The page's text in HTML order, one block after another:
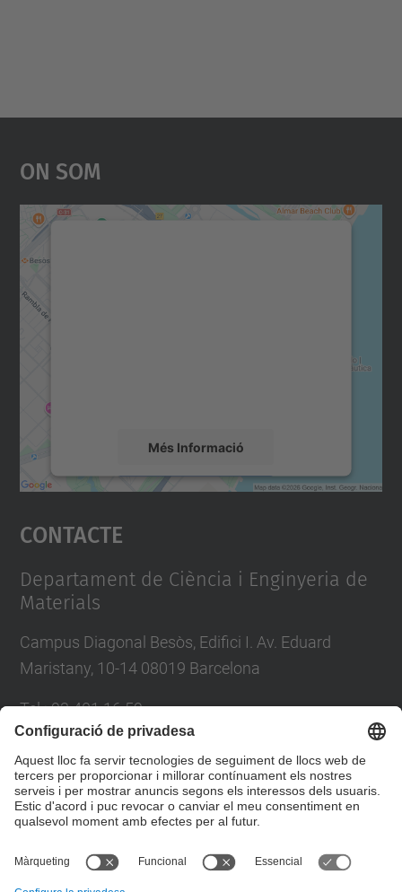
On Som
Més Informació
Accepta
powered by
Contacte
Departament de Ciència i Enginyeria de
Materials
Campus Diagonal Besòs, Edifici I. Av. Eduard
Maristany, 10-14 08019 Barcelona
Tel.:93 401 16 59
Directori UPC
Formulari de contacte